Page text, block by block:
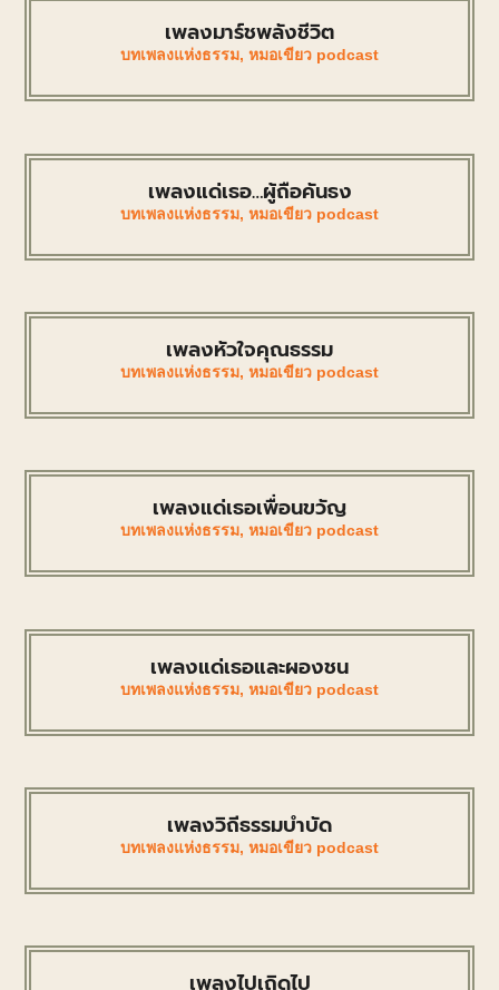
เพลงมาร์ชพลังชีวิต
บทเพลงแห่งธรรม, หมอเขียว podcast
เพลงแด่เธอ…ผู้ถือคันธง
บทเพลงแห่งธรรม, หมอเขียว podcast
เพลงหัวใจคุณธรรม
บทเพลงแห่งธรรม, หมอเขียว podcast
เพลงแด่เธอเพื่อนขวัญ
บทเพลงแห่งธรรม, หมอเขียว podcast
เพลงแด่เธอและผองชน
บทเพลงแห่งธรรม, หมอเขียว podcast
เพลงวิถีธรรมบำบัด
บทเพลงแห่งธรรม, หมอเขียว podcast
เพลงไปเถิดไป